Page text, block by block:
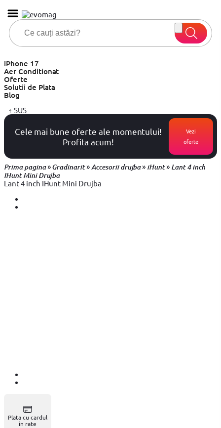
iPhone 17
Aer Conditionat
Oferte
Solutii de Plata
Blog
↑ SUS
Cele mai bune oferte ale momentului!
Profita acum!
Vezi
oferte
Prima pagina»Gradinarit»Accesorii drujba» iHunt» Lant 4 inch
IHunt Mini Drujba
Lant 4 inch IHunt Mini Drujba
Plata cu cardul
în rate